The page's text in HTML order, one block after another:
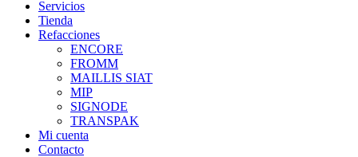
Servicios
Tienda
Refacciones
ENCORE
FROMM
MAILLIS SIAT
MIP
SIGNODE
TRANSPAK
Mi cuenta
Contacto